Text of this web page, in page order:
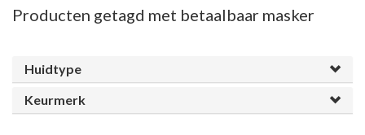
Producten getagd met betaalbaar masker
Huidtype
Keurmerk